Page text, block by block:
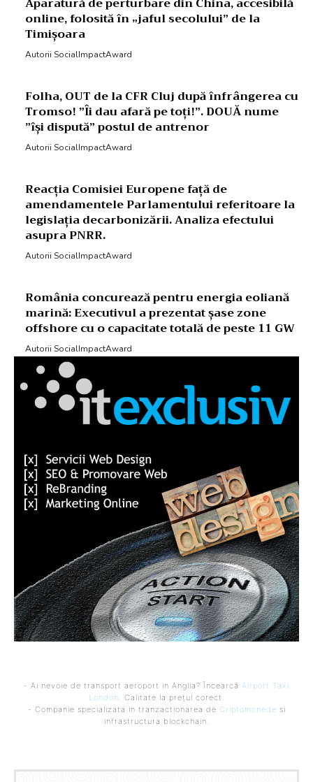
online, folosită în „jaful secolului” de la
Timișoara
Autorii SocialImpactAward
Folha, OUT de la CFR Cluj după înfrângerea cu
Tromso! ”Îi dau afară pe toți!”. DOUĂ nume
”își dispută” postul de antrenor
Autorii SocialImpactAward
Reacția Comisiei Europene față de
amendamentele Parlamentului referitoare la
legislația decarbonizării. Analiza efectului
asupra PNRR.
Autorii SocialImpactAward
România concurează pentru energia eoliană
marină: Executivul a prezentat șase zone
offshore cu o capacitate totală de peste 11 GW
Autorii SocialImpactAward
- Ai nevoie de transport aeroport in Anglia? Încearcă Airport Taxi
London. Calitate la prețul corect.
- Companie specializata in tranzactionarea de Criptomonede si
infrastructura blockchain.